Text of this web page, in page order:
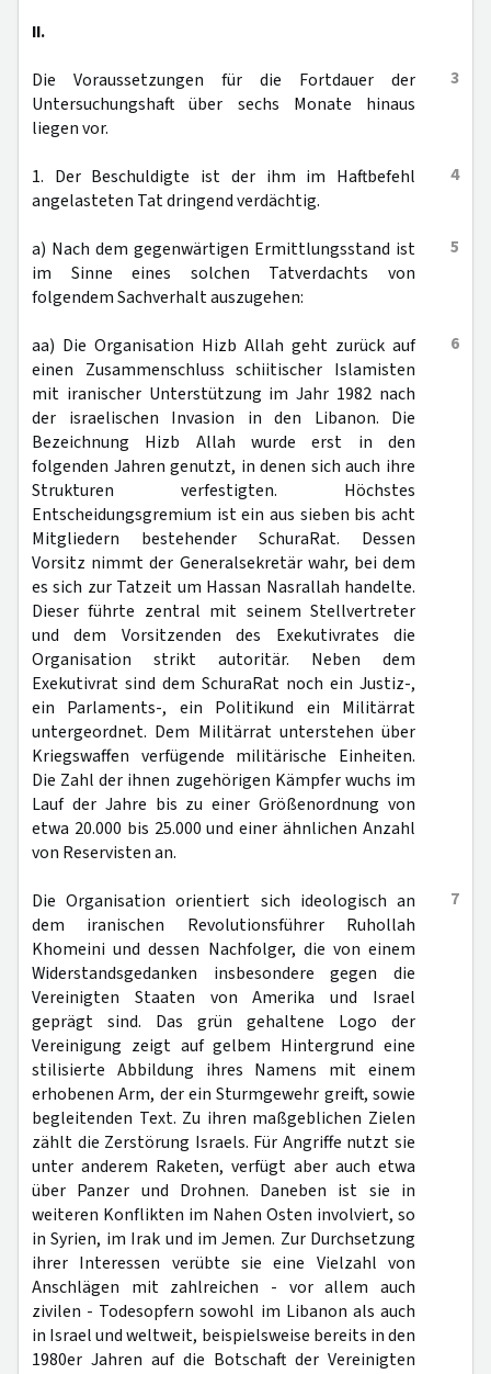
II.
3
Die Voraussetzungen für die Fortdauer der
Untersuchungshaft über sechs Monate hinaus
liegen vor.
4
1. Der Beschuldigte ist der ihm im Haftbefehl
angelasteten Tat dringend verdächtig.
5
a) Nach dem gegenwärtigen Ermittlungsstand ist
im Sinne eines solchen Tatverdachts von
folgendem Sachverhalt auszugehen:
6
aa) Die Organisation Hizb Allah geht zurück auf
einen Zusammenschluss schiitischer Islamisten
mit iranischer Unterstützung im Jahr 1982 nach
der israelischen Invasion in den Libanon. Die
Bezeichnung Hizb Allah wurde erst in den
folgenden Jahren genutzt, in denen sich auch ihre
Strukturen verfestigten. Höchstes
Entscheidungsgremium ist ein aus sieben bis acht
Mitgliedern bestehender SchuraRat. Dessen
Vorsitz nimmt der Generalsekretär wahr, bei dem
es sich zur Tatzeit um Hassan Nasrallah handelte.
Dieser führte zentral mit seinem Stellvertreter
und dem Vorsitzenden des Exekutivrates die
Organisation strikt autoritär. Neben dem
Exekutivrat sind dem SchuraRat noch ein Justiz-,
ein Parlaments-, ein Politikund ein Militärrat
untergeordnet. Dem Militärrat unterstehen über
Kriegswaffen verfügende militärische Einheiten.
Die Zahl der ihnen zugehörigen Kämpfer wuchs im
Lauf der Jahre bis zu einer Größenordnung von
etwa 20.000 bis 25.000 und einer ähnlichen Anzahl
von Reservisten an.
7
Die Organisation orientiert sich ideologisch an
dem iranischen Revolutionsführer Ruhollah
Khomeini und dessen Nachfolger, die von einem
Widerstandsgedanken insbesondere gegen die
Vereinigten Staaten von Amerika und Israel
geprägt sind. Das grün gehaltene Logo der
Vereinigung zeigt auf gelbem Hintergrund eine
stilisierte Abbildung ihres Namens mit einem
erhobenen Arm, der ein Sturmgewehr greift, sowie
begleitenden Text. Zu ihren maßgeblichen Zielen
zählt die Zerstörung Israels. Für Angriffe nutzt sie
unter anderem Raketen, verfügt aber auch etwa
über Panzer und Drohnen. Daneben ist sie in
weiteren Konflikten im Nahen Osten involviert, so
in Syrien, im Irak und im Jemen. Zur Durchsetzung
ihrer Interessen verübte sie eine Vielzahl von
Anschlägen mit zahlreichen - vor allem auch
zivilen - Todesopfern sowohl im Libanon als auch
in Israel und weltweit, beispielsweise bereits in den
1980er Jahren auf die Botschaft der Vereinigten